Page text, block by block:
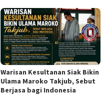
Warisan Kesultanan Siak Bikin
Ulama Maroko Takjub, Sebut
Berjasa bagi Indonesia